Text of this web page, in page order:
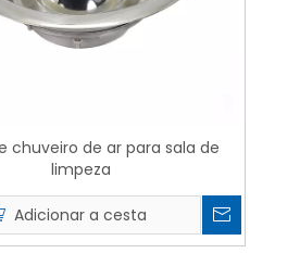
chuveiro de ar para sala de
limpeza
Adicionar a cesta